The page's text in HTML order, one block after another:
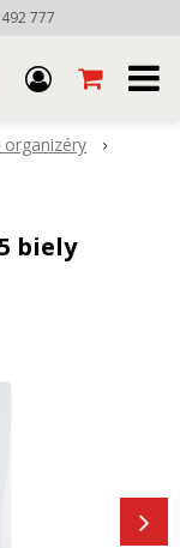
777
organizéry
biely